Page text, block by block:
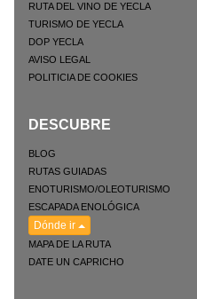
RUTA DEL VINO DE YECLA
TURISMO DE YECLA
DOP YECLA
AVISO LEGAL
POLITICIA DE COOKIES
DESCUBRE
BLOG
RUTAS GUIADAS
ENOTURISMO/OLEOTURISMO
ESCAPADA ENOLÓGICA
Dónde ir
MAPA DE LA RUTA
DATE UN CAPRICHO